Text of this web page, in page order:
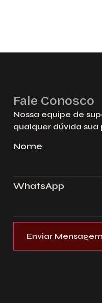
Fale Conosco
Nossa equipe de
qualquer dúvida sua
Nome
WhatsApp